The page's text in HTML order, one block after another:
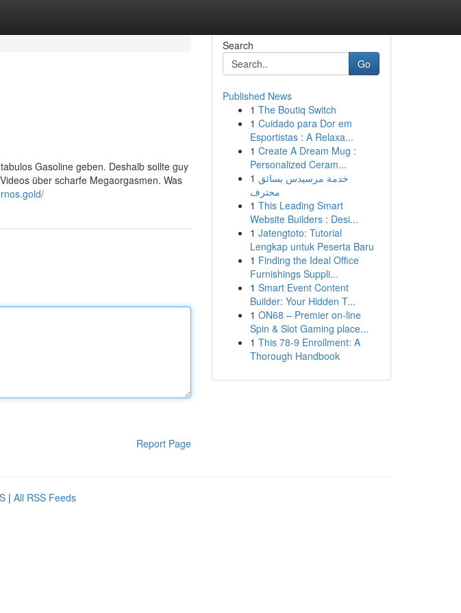
Gasoline geben. Deshalb sollte guy
über scharfe Megaorgasmen. Was
Report Page
Search
Go
Published News
1 The Boutiq Switch
1 Cuidado para Dor em
Esportistas : A Relaxa...
1 Create A Dream Mug :
Personalized Ceram...
1 خدمة مرسيدس بسائق
محترف
1 This Leading Smart
Website Builders : Desi...
1 Jatengtoto: Tutorial
Lengkap untuk Peserta Baru
1 Finding the Ideal Office
Furnishings Suppli...
1 Smart Event Content
Builder: Your Hidden T...
1 ON68 – Premier on-line
Spin & Slot Gaming place...
1 This 78-9 Enrollment: A
Thorough Handbook
| All RSS Feeds